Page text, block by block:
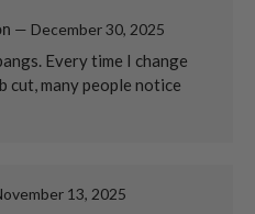
— December 30, 2025
Every time I change
cut, many people notice
13, 2025